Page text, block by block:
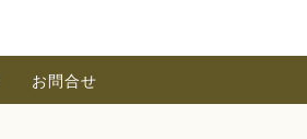
お問合せ